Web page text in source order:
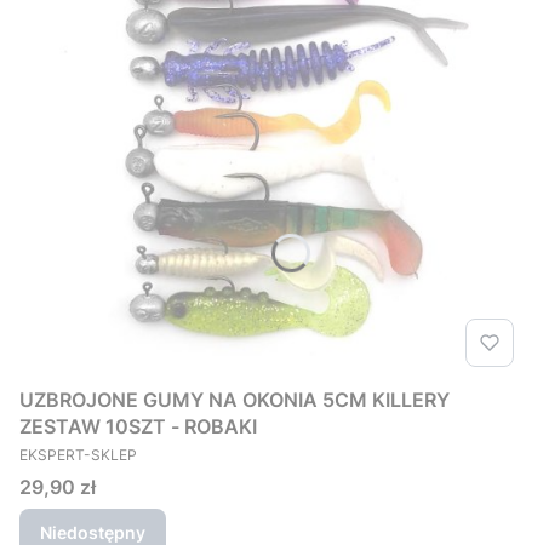
UZBROJONE GUMY NA OKONIA 5CM KILLERY
ZESTAW 10SZT - ROBAKI
PRODUCENT
EKSPERT-SKLEP
Cena
29,90 zł
Niedostępny